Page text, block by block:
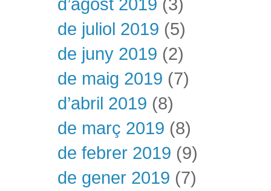
de juliol 2019 (5)
de juny 2019 (2)
de maig 2019 (7)
d’abril 2019 (8)
de març 2019 (8)
de febrer 2019 (9)
de gener 2019 (7)